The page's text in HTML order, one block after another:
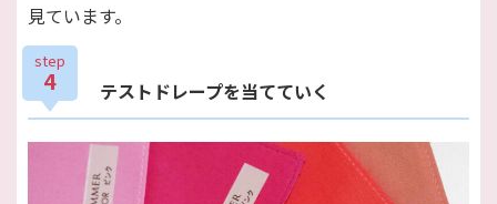
見ています。
step
4 テストドレープを当てていく